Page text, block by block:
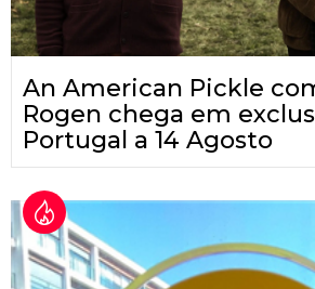
An American Pickle
Rogen chega em
Portugal a 14 Agosto